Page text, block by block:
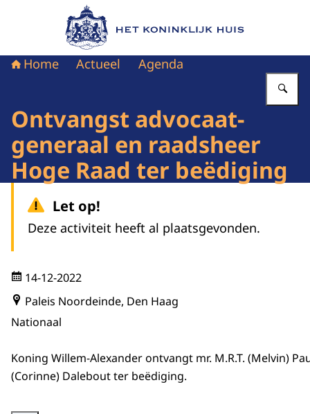
Naar de homepage van Het Koninklijk Huis
Home Actueel Agenda
Ontvangst advocaat-
generaal en raadsheer
Hoge Raad ter beëdiging
Let op!
Deze activiteit heeft al plaatsgevonden.
14-12-2022
Paleis Noordeinde, Den Haag
Nationaal
Koning Willem-Alexander ontvangt mr. M.R.T. (Melvin)
(Corinne) Dalebout ter beëdiging.
Vergroot afbeelding De heer Pauwels en mevrouw Dalebout worden ten